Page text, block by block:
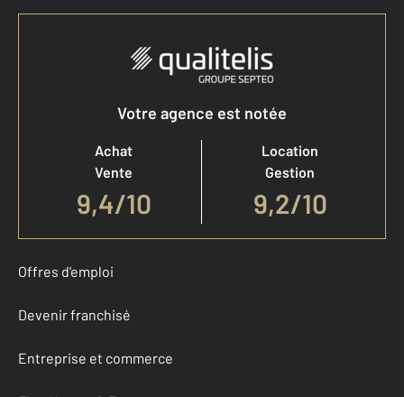
Votre agence est notée
Achat
Vente
9,4/10
Location
Gestion
9,2/10
Offres d'emploi
Devenir franchisé
Entreprise et commerce